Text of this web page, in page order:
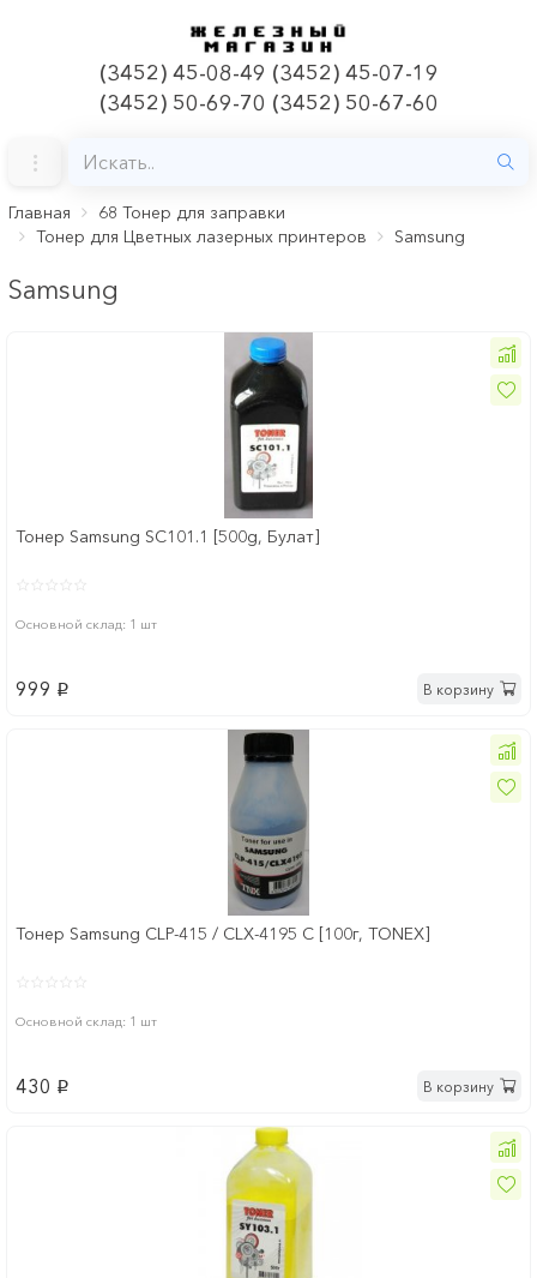
(3452) 45-08-49 (3452) 45-07-19
(3452) 50-69-70 (3452) 50-67-60
Главная
68 Тонер для заправки
Тонер для Цветных лазерных принтеров
Samsung
Samsung
Тонер Samsung SC101.1 [500g, Булат]
Основной склад: 1 шт
999 p В корзину
Тонер Samsung CLP-415 / CLX-4195 C [100г, TONEX]
Основной склад: 1 шт
430 p В корзину